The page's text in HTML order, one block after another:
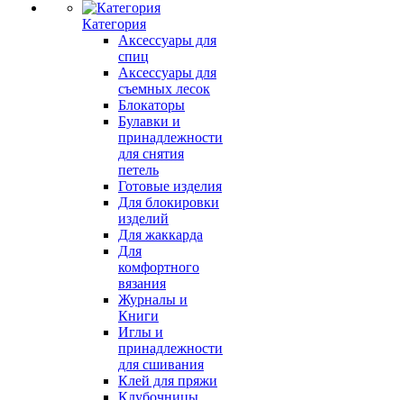
Категория
Аксессуары для
спиц
Аксессуары для
съемных лесок
Блокаторы
Булавки и
принадлежности
для снятия
петель
Готовые изделия
Для блокировки
изделий
Для жаккарда
Для
комфортного
вязания
Журналы и
Книги
Иглы и
принадлежности
для сшивания
Клей для пряжи
Клубочницы